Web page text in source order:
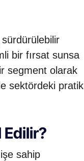
bir fırsat sunsa
segment olarak
sektördeki pratik
sahip